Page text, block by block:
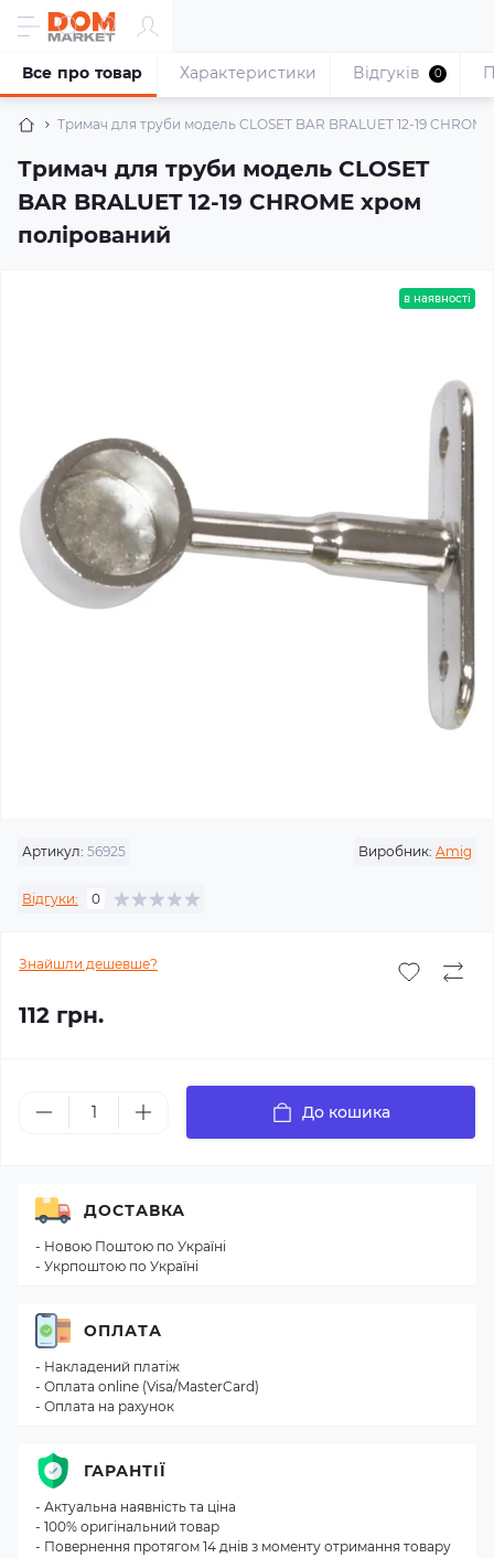
Тримач для труби модель CLOSET BAR BRALUET 12-19
Тримач для труби модель CLOSET
BAR BRALUET 12-19 CHROME хром
полірований
Все про товар Характеристики Відгуків 0
в наявності
Артикул: 56925 Виробник: Amig
Відгуки: 0
Знайшли дешевше?
112 грн.
До кошика
ДОСТАВКА
- Новою Поштою по Україні
- Укрпоштою по Україні
ОПЛАТА
- Накладений платіж
- Оплата online (Visa/MasterCard)
- Оплата на рахунок
ГАРАНТІЇ
- Актуальна наявність та ціна
- 100% оригінальний товар
- Повернення протягом 14 днів з моменту отримання товару